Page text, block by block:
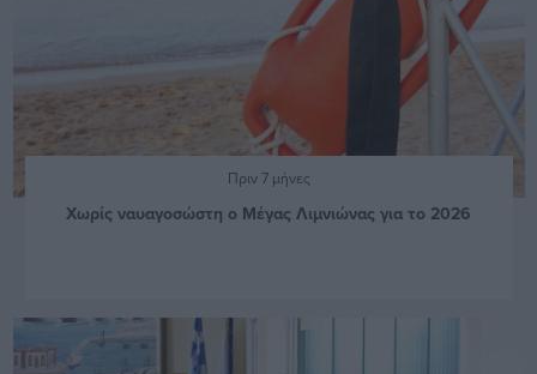
Πριν 7 μήνες
Χωρίς ναυαγοσώστη ο Μέγας Λιμνιώνας για το 2026